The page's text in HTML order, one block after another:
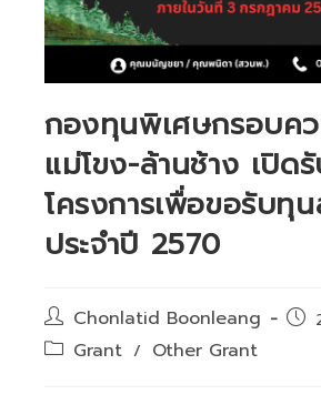
กองทุนพิเศษกรอบค
แม่โขง-ล้านช้าง เปิด
โครงการเพื่อขอรับทุ
ประจำปี 2570
Post
author:
Chonlatid Boonleang
Post
PostGrant / Other Grant